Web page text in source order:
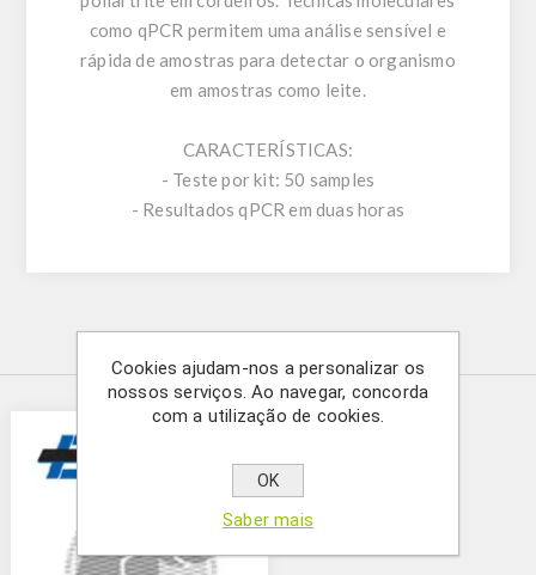
como qPCR permitem uma análise sensível e
rápida de amostras para detectar o organismo
em amostras como leite.
CARACTERÍSTICAS:
- Teste por kit: 50 samples
- Resultados qPCR em duas horas
Cookies ajudam-nos a personalizar os
nossos serviços. Ao navegar, concorda
com a utilização de cookies.
OK
Saber mais